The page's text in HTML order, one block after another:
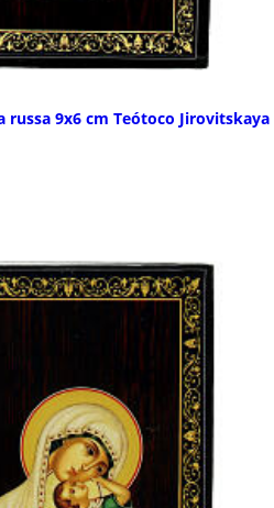
russa 9x6 cm Teótoco Jirovitskaya